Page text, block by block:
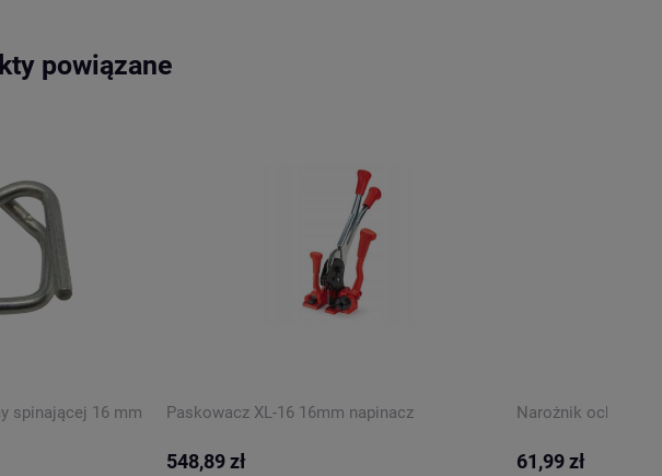
powiązane
spinającej 16 mm
Paskowacz XL-16 16mm napinacz
548,89 zł
Narożnik ochronny
61,99 zł